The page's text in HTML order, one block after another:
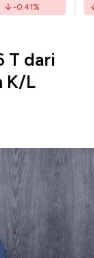
-0.41%
T dari
K/L